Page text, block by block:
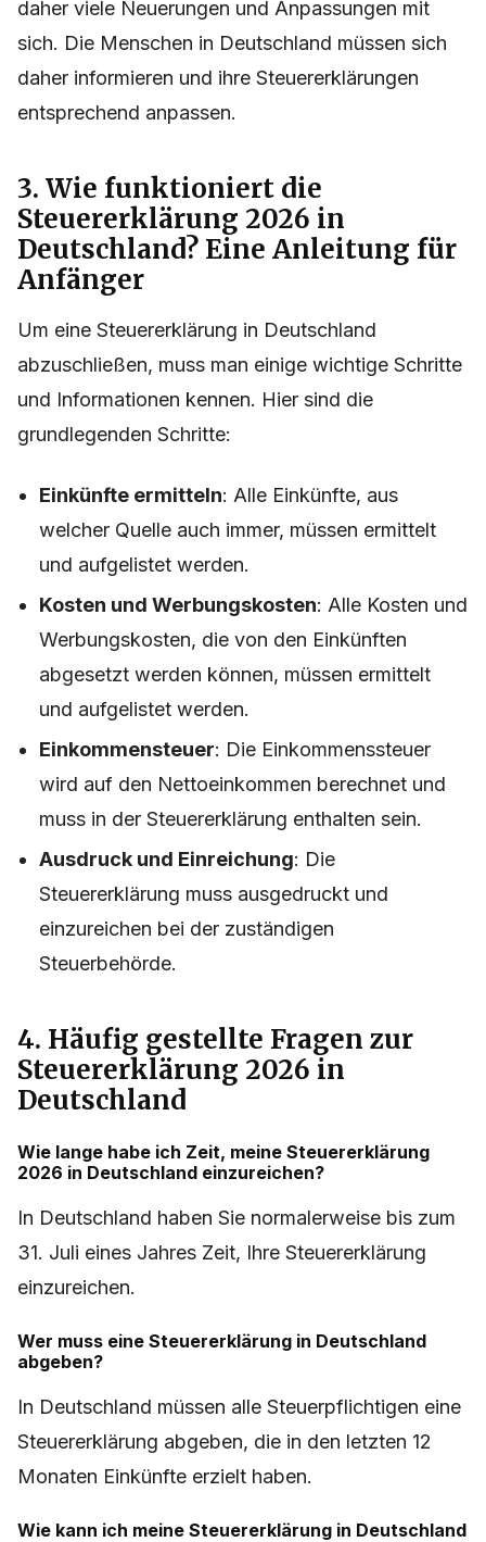
daher viele Neuerungen und Anpassungen mit
sich. Die Menschen in Deutschland müssen sich
daher informieren und ihre Steuererklärungen
entsprechend anpassen.
3. Wie funktioniert die
Steuererklärung 2026 in
Deutschland? Eine Anleitung für
Anfänger
Um eine Steuererklärung in Deutschland
abzuschließen, muss man einige wichtige Schritte
und Informationen kennen. Hier sind die
grundlegenden Schritte:
Einkünfte ermitteln: Alle Einkünfte, aus
welcher Quelle auch immer, müssen ermittelt
und aufgelistet werden.
Kosten und Werbungskosten: Alle Kosten und
Werbungskosten, die von den Einkünften
abgesetzt werden können, müssen ermittelt
und aufgelistet werden.
Einkommensteuer: Die Einkommenssteuer
wird auf den Nettoeinkommen berechnet und
muss in der Steuererklärung enthalten sein.
Ausdruck und Einreichung: Die
Steuererklärung muss ausgedruckt und
einzureichen bei der zuständigen
Steuerbehörde.
4. Häufig gestellte Fragen zur
Steuererklärung 2026 in
Deutschland
Wie lange habe ich Zeit, meine Steuererklärung
2026 in Deutschland einzureichen?
In Deutschland haben Sie normalerweise bis zum
31. Juli eines Jahres Zeit, Ihre Steuererklärung
einzureichen.
Wer muss eine Steuererklärung in Deutschland
abgeben?
In Deutschland müssen alle Steuerpflichtigen eine
Steuererklärung abgeben, die in den letzten 12
Monaten Einkünfte erzielt haben.
Wie kann ich meine Steuererklärung in Deutschland